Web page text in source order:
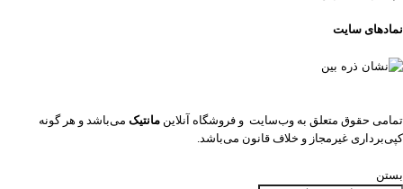
نمادهای سایت
تمامی حقوق متعلق به وب‌سایت و فروشگاه‌ آنلاین مانتیک می‌باشد و هر گونه
کپی‌برداری غیرمجاز و خلاف قانون می‌باشد.
بستن